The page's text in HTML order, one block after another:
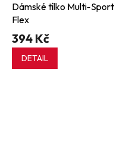
Dámské tílko Multi-Sport
Flex
394 Kč
DETAIL